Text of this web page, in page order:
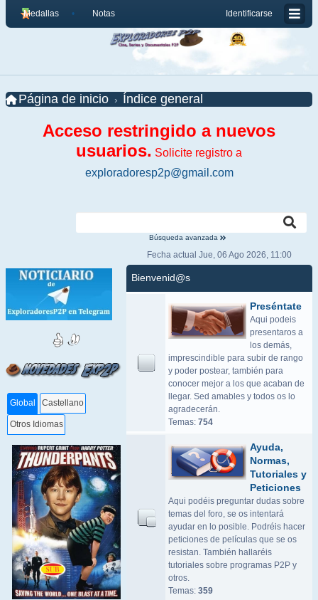
Identificarse
Medallas Notas
Página de inicio Índice general
Acceso restringido a nuevos
usuarios. Solicite registro a
exploradoresp2p@gmail.com
Búsqueda avanzada
Global Castellano
Otros Idiomas
Fecha actual Jue, 06 Ago 2026, 11:00
Bienvenid@s
Preséntate
Aqui podeis
presentaros a
los demás,
imprescindible para subir de rango
y poder postear, también para
conocer mejor a los que acaban de
llegar. Sed amables y todos os lo
agradecerán.
Temas: 754
Ayuda,
Normas,
Tutoriales y
Peticiones
Aqui podéis preguntar dudas sobre
temas del foro, se os intentará
ayudar en lo posible. Podréis hacer
peticiones de películas que se os
resistan. También hallaréis
tutoriales sobre programas P2P y
otros.
Temas: 359